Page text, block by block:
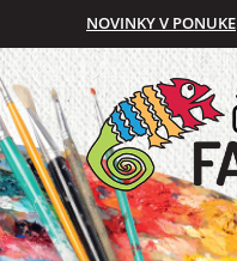
NOVINKY V PONUKE